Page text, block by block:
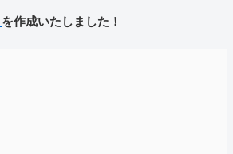
を作成いたしました！